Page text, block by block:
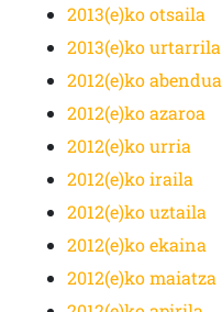
2013(e)ko otsaila
2013(e)ko urtarrila
2012(e)ko abendua
2012(e)ko azaroa
2012(e)ko urria
2012(e)ko iraila
2012(e)ko uztaila
2012(e)ko ekaina
2012(e)ko maiatza